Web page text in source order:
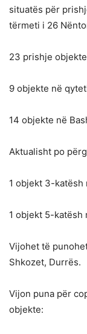
situatës për
tërmeti i 26
23 prishje
9 objekte në
14 objekte në
Aktualisht po
1 objekt 3-katësh
1 objekt 5-katësh
Vijohet të
Shkozet, Durrës.
Vijon puna për
objekte: